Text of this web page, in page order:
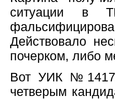
ситуации в
Действовало
почерком, либо
Вот УИК
четверым